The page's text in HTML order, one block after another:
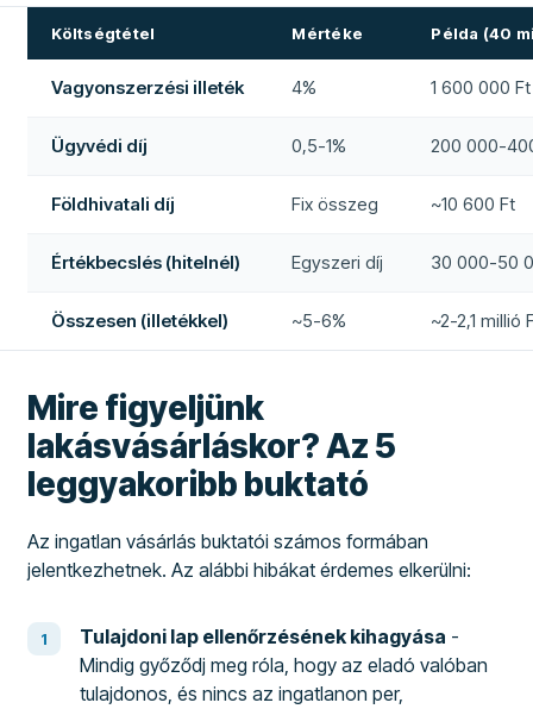
Költségtétel Mértéke Példa (40
Vagyonszerzési illeték 4% 1 600 000 Ft
Ügyvédi díj 0,5-1% 200 000-
Földhivatali díj Fix összeg ~10 600 Ft
Értékbecslés (hitelnél) Egyszeri díj 30 000-50
Összesen (illetékkel) ~5-6% ~2-2,1 millió
Mire figyeljünk
lakásvásárláskor? Az 5
leggyakoribb buktató
Az ingatlan vásárlás buktatói számos formában
jelentkezhetnek. Az alábbi hibákat érdemes elkerülni:
Tulajdoni lap ellenőrzésének kihagyása -
Mindig győződj meg róla, hogy az eladó valóban
tulajdonos, és nincs az ingatlanon per,